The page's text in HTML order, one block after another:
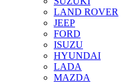
LAND ROVER
JEEP
FORD
ISUZU
HYUNDAI
LADA
MAZDA